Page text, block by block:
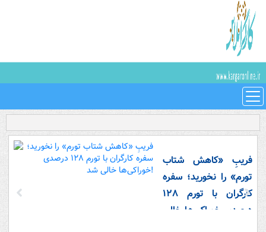
فریبِ «کاهش شتاب
تورم» را نخورید؛ سفره
کارگران با تورم ۱۲۸
درصدی خوراکی‌ها خالی